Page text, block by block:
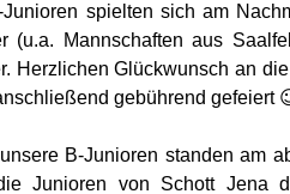
Junioren spielten sich am
(u.a. Mannschaften aus
Herzlichen Glückwunsch an
gebührend gefeiert
B-Junioren standen am
Junioren von Schott Jena